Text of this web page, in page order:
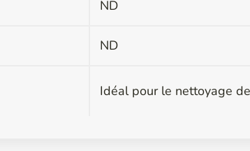
ND
ND
Idéal pour le nettoyage